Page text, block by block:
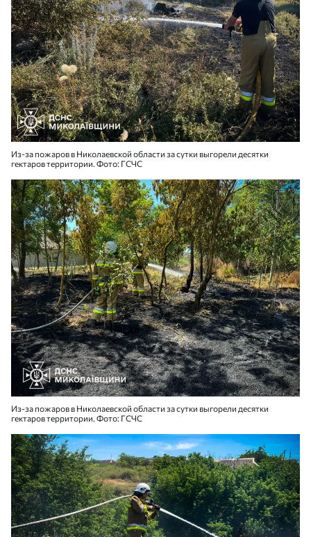
Из-за пожаров в Николаевской области за сутки выгорели десятки
гектаров территории. Фото: ГСЧС
Из-за пожаров в Николаевской области за сутки выгорели десятки
гектаров территории. Фото: ГСЧС